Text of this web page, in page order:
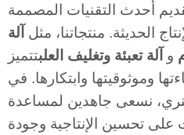
أحدث التقنيات المصممة
الحديثة. منتجاتنا، مثل آلة
و آلة تعبئة وتغليف العلبتتميز
وموثوقيتها وابتكارها. في
نسعى جاهدين لمساعدة
تحسين الإنتاجية وجودة